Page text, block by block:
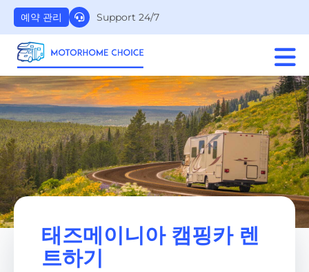
Support 24/7
예약 관리
태즈메이니아 캠핑카 렌
트하기